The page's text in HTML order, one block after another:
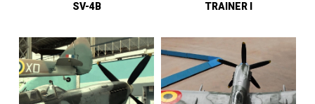
SV-4B
Avion biplace d’entraînement
et de voltige - Belgique -
Premier vol en mai 1933 - Vit.
Max. 200 km/h - Réplique de
l’avion d’évasion de Divoy et
Donnet - Entre au musée en
1964.
TRAINER I
Avion d’entraînement
élémentaire - Belgique -
Premier vol en mai 1937 - Vit.
Max. 180 km/h - Entre au
musée en 1989.